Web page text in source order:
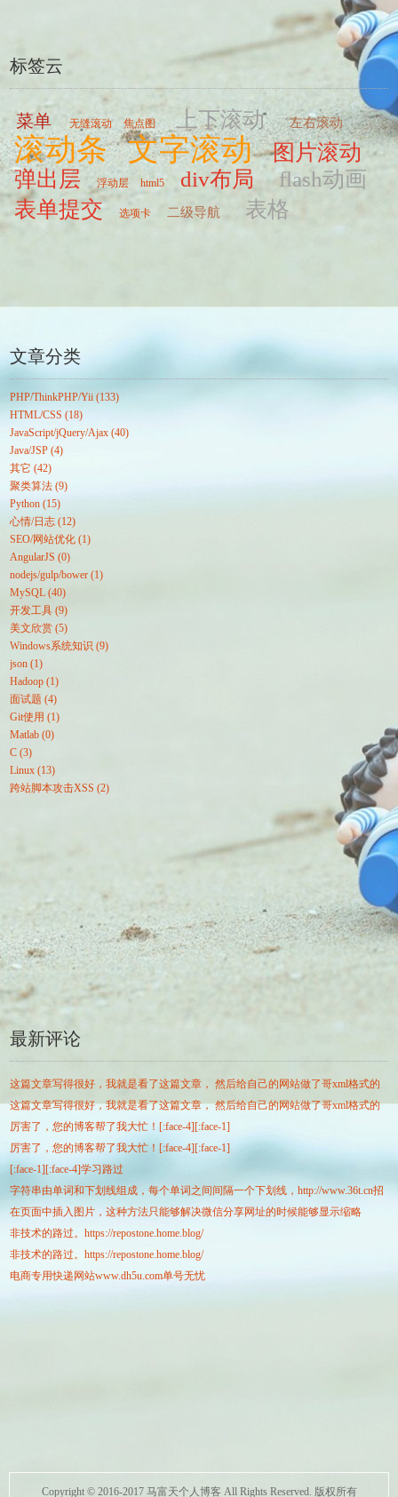
标签云
菜单 无缝滚动 焦点图 上下滚动 左右滚动
滚动条 文字滚动
图片滚动
弹出层
浮动层 html5 div布局
flash动画
表单提交
选项卡 二级导航 表格
文章分类
PHP/ThinkPHP/Yii (133)
HTML/CSS (18)
JavaScript/jQuery/Ajax (40)
Java/JSP (4)
其它 (42)
聚类算法 (9)
Python (15)
心情/日志 (12)
SEO/网站优化 (1)
AngularJS (0)
nodejs/gulp/bower (1)
MySQL (40)
开发工具 (9)
美文欣赏 (5)
Windows系统知识 (9)
json (1)
Hadoop (1)
面试题 (4)
Git使用 (1)
Matlab (0)
C (3)
Linux (13)
跨站脚本攻击XSS (2)
最新评论
这篇文章写得很好，我就是看了这篇文章， 然后给自己的网站做了哥xml格式的
地图，那些自动生成的真是有点坑
这篇文章写得很好，我就是看了这篇文章， 然后给自己的网站做了哥xml格式的
地图，那些自动生成的真是有点坑
厉害了，您的博客帮了我大忙！[:face-4][:face-1]
厉害了，您的博客帮了我大忙！[:face-4][:face-1]
[:face-1][:face-4]学习路过
字符串由单词和下划线组成，每个单词之间间隔一个下划线，http://www.36t.cn招
商加盟网即将下划线去掉，并将每个单词的首字母改成大写，这个有点类似于将
变量或者函数的名称由下划线命名法改成驼峰命名法。
在页面中插入图片，这种方法只能够解决微信分享网址的时候能够显示缩略
图。
非技术的路过。https://repostone.home.blog/
非技术的路过。https://repostone.home.blog/
电商专用快递网站www.dh5u.com单号无忧
Copyright © 2016-2017 马富天个人博客 All Rights Reserved. 版权所有